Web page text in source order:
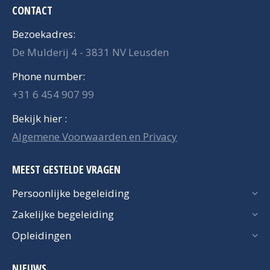
CONTACT
Bezoekadres:
De Mulderij 4 - 3831 NV Leusden
Phone number:
+31 6 454 907 99
Bekijk hier :
Algemene Voorwaarden en Privacy
MEEST GESTELDE VRAGEN
Persoonlijke begeleiding
Zakelijke begeleiding
Opleidingen